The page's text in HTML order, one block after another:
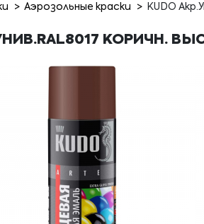
Аэрозольные краски KUDO
КОРИЧН.